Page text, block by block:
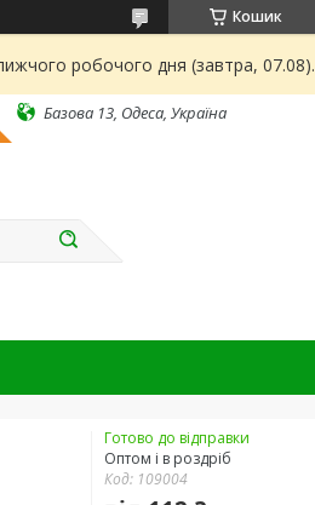
Кошик
робочого дня (завтра, 07.08).
Базова 13, Одеса, Україна
Готово до відправки
Оптом і в роздріб
Код: 109004